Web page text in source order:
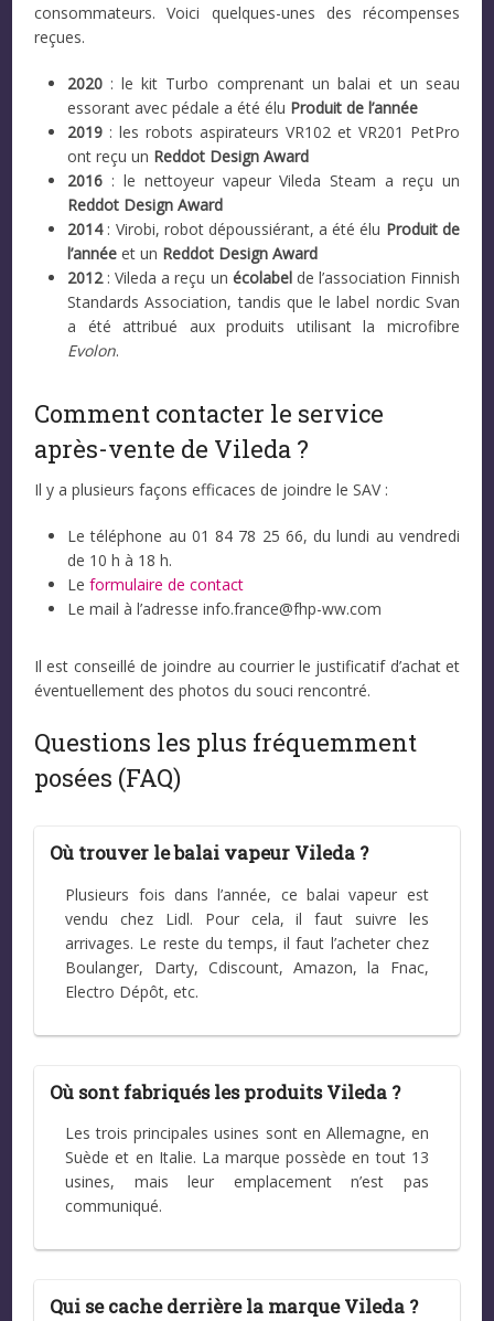
consommateurs. Voici quelques-unes des récompenses
reçues.
2020 : le kit Turbo comprenant un balai et un seau
essorant avec pédale a été élu Produit de l’année
2019 : les robots aspirateurs VR102 et VR201 PetPro
ont reçu un Reddot Design Award
2016 : le nettoyeur vapeur Vileda Steam a reçu un
Reddot Design Award
2014: Virobi, robot dépoussiérant, a été élu Produit de
l’année et un Reddot Design Award
2012: Vileda a reçu un écolabelde l’association Finnish
Standards Association, tandis que le label nordic Svan
a été attribué aux produits utilisant la microfibre
Evolon.
Comment contacter le service
après-vente de Vileda ?
Il y a plusieurs façons efficaces de joindre le SAV :
Le téléphone au 01 84 78 25 66, du lundi au vendredi
de 10 h à 18 h.
Leformulaire de contact
Le mail à l’adresse info.france@fhp-ww.com
Il est conseillé de joindre au courrier le justificatif d’achat et
éventuellement des photos du souci rencontré.
Questions les plus fréquemment
posées (FAQ)
Où trouver le balai vapeur Vileda ?
Plusieurs fois dans l’année, ce balai vapeur est
vendu chez Lidl. Pour cela, il faut suivre les
arrivages. Le reste du temps, il faut l’acheter chez
Boulanger, Darty, Cdiscount, Amazon, la Fnac,
Electro Dépôt, etc.
Où sont fabriqués les produits Vileda ?
Les trois principales usines sont en Allemagne, en
Suède et en Italie. La marque possède en tout 13
usines, mais leur emplacement n’est pas
communiqué.
Qui se cache derrière la marque Vileda ?